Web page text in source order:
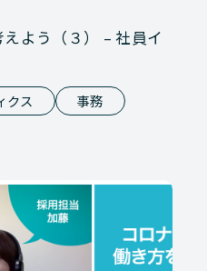
よう（３） – 社員イ
クス
事務